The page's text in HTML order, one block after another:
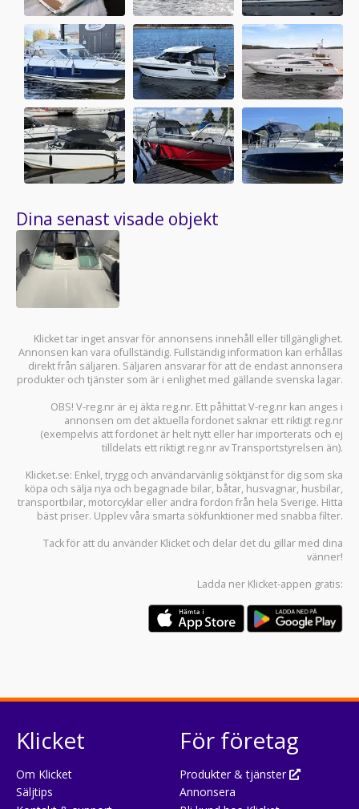
Dina senast visade objekt
Klicket tar inget ansvar för annonsens innehåll eller tillgänglighet.
Annonsen kan vara ofullständig. Fullständig information kan erhållas
direkt från säljaren. Säljaren ansvarar för att de endast annonsera
produkter och tjänster som är i enlighet med gällande svenska lagar.
OBS! V-reg.nr är ej äkta reg.nr. Ett påhittat V-reg.nr kan anges i
annonsen om det aktuella fordonet saknar ett riktigt reg.nr
(exempelvis att fordonet är helt nytt eller har importerats och ej
tilldelats ett riktigt reg.nr av Transportstyrelsen än).
Klicket.se: Enkel, trygg och användarvänlig söktjänst för dig som ska
köpa och sälja nya och begagnade bilar, båtar, husvagnar, husbilar,
transportbilar, motorcyklar eller andra fordon från hela Sverige. Hitta
bäst priser. Upplev våra smarta sökfunktioner med snabba filter.
Tack för att du använder Klicket och delar det du gillar med dina
vänner!
Ladda ner Klicket-appen gratis:
Klicket
Om Klicket
Säljtips
För företag
Produkter & tjänster
Annonsera